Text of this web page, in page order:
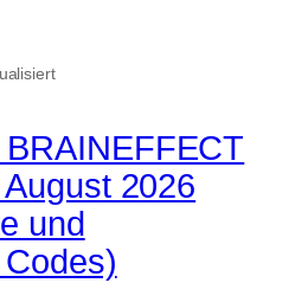
2026
und